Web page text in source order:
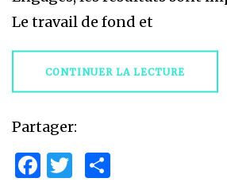
Le travail de fond et
CONTINUER LA LECTURE
Partager:
Facebook
Twitter